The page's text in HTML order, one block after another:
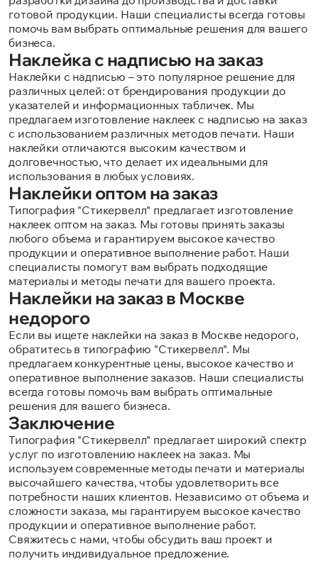
готовой продукции. Наши специалисты всегда готовы
помочь вам выбрать оптимальные решения для вашего
бизнеса.
Наклейка с надписью на заказ
Наклейки с надписью – это популярное решение для
различных целей: от брендирования продукции до
указателей и информационных табличек. Мы
предлагаем изготовление наклеек с надписью на заказ
с использованием различных методов печати. Наши
наклейки отличаются высоким качеством и
долговечностью, что делает их идеальными для
использования в любых условиях.
Наклейки оптом на заказ
Типография "Стикервелл" предлагает изготовление
наклеек оптом на заказ. Мы готовы принять заказы
любого объема и гарантируем высокое качество
продукции и оперативное выполнение работ. Наши
специалисты помогут вам выбрать подходящие
материалы и методы печати для вашего проекта.
Наклейки на заказ в Москве
недорого
Если вы ищете наклейки на заказ в Москве недорого,
обратитесь в типографию "Стикервелл". Мы
предлагаем конкурентные цены, высокое качество и
оперативное выполнение заказов. Наши специалисты
всегда готовы помочь вам выбрать оптимальные
решения для вашего бизнеса.
Заключение
Типография "Стикервелл" предлагает широкий спектр
услуг по изготовлению наклеек на заказ. Мы
используем современные методы печати и материалы
высочайшего качества, чтобы удовлетворить все
потребности наших клиентов. Независимо от объема и
сложности заказа, мы гарантируем высокое качество
продукции и оперативное выполнение работ.
Свяжитесь с нами, чтобы обсудить ваш проект и
получить индивидуальное предложение.